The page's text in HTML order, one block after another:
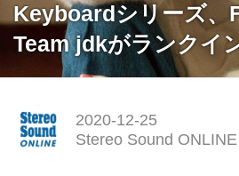
Keyboardシリーズ、
Team jdkがランクイ
2020-12-25
Stereo Sound